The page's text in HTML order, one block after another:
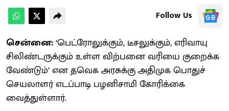
Follow Us
சென்னை:‘பெட்ரோலுக்கும், டீசலுக்கும், எரிவாயு
சிலிண்டருக்கும் உள்ள விற்பனை வரியை குறைக்க
வேண்டும்’ என தவெக அரசுக்கு அதிமுக பொதுச்
செயலாளர் எடப்பாடி பழனிசாமி கோரிக்கை
வைத்துள்ளார்.